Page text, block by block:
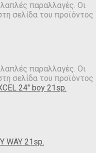
παραλλαγές. Οι
σελίδα του προϊόντος
παραλλαγές. Οι
σελίδα του προϊόντος